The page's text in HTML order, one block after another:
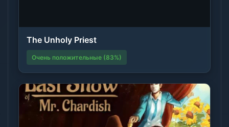
The Unholy Priest
Очень положительные (83%)